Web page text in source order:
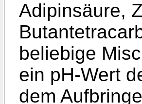
Adipinsäure,
beliebige
ein pH-Wert
dem